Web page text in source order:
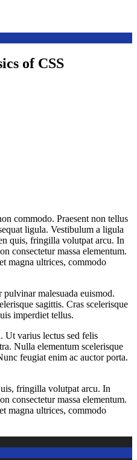
of CSS
commodo. Praesent non tellus
ligula. Vestibulum a ligula
quis, fringilla volutpat arcu. In
consectetur massa elementum.
magna ultrices, commodo
malesuada euismod.
sagittis. Cras scelerisque
imperdiet tellus.
Ut varius lectus sed felis
Nulla elementum scelerisque
feugiat enim ac auctor porta.
fringilla volutpat arcu. In
consectetur massa elementum.
magna ultrices, commodo